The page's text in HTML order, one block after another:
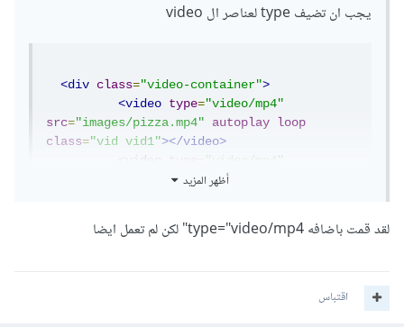
good pizza.mp4
تسمية الملفات يجب ان تكون مترابطة
يجب ان تضيف type لعناصر ال video
<div class="video-container">
<video
type="video/mp4"
src="images/pizza.mp4" autoplay
loop
class="vid vid1"></video>
<video
="video/mp4"
"images/pizza2.mp4" autoplay
"images/video.mp4" autoplay
loop
وايضا لا تسمي الملفات بهذه الطريقة
أظهر المزيد
لقد قمت باضافه type="video/mp4" لكن لم تعمل ايضا
اقتباس